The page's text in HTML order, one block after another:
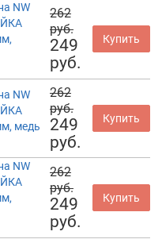
NW
262
руб.
249
руб.
Купить
NW
медь
262
руб.
249
руб.
Купить
NW
262
руб.
249
руб.
Купить